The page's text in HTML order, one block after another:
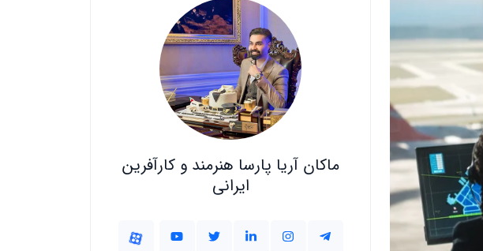
ماکان آریا پارسا هنرمند و کارآفرین
ایرانی